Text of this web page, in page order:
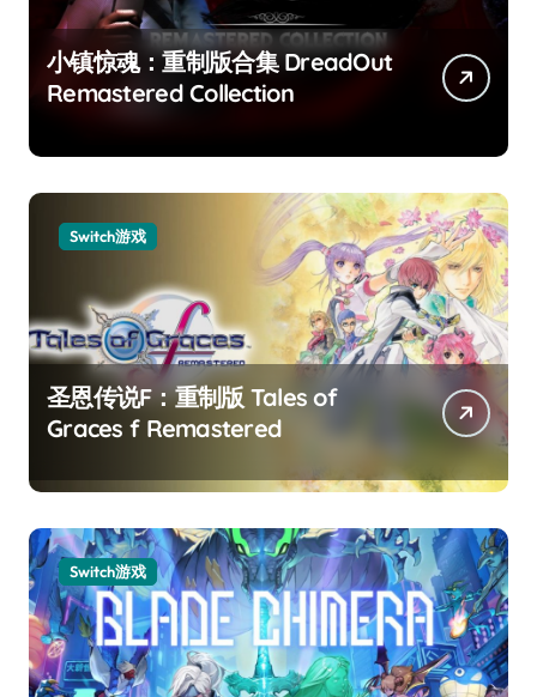
小镇惊魂：重制版合集 DreadOut
Remastered Collection
Switch游戏
圣恩传说F：重制版 Tales of
Graces f Remastered
Switch游戏